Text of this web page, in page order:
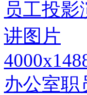
办公室职